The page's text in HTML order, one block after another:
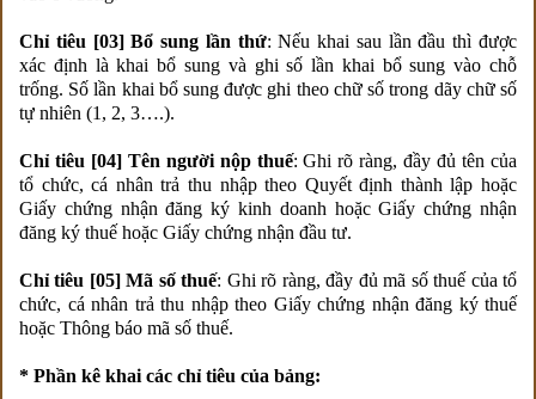
Chỉ tiêu [03] Bổ sung lần thứ: Nếu khai sau lần đầu thì được
xác định là khai bổ sung và ghi số lần khai bổ sung vào chỗ
trống. Số lần khai bổ sung được ghi theo chữ số trong dãy chữ số
tự nhiên (1, 2, 3….).
Chỉ tiêu [04] Tên người nộp thuế: Ghi rõ ràng, đầy đủ tên của
tổ chức, cá nhân trả thu nhập theo Quyết định thành lập hoặc
Giấy chứng nhận đăng ký kinh doanh hoặc Giấy chứng nhận
đăng ký thuế hoặc Giấy chứng nhận đầu tư.
Chỉ tiêu [05] Mã số thuế: Ghi rõ ràng, đầy đủ mã số thuế của tổ
chức, cá nhân trả thu nhập theo Giấy chứng nhận đăng ký thuế
hoặc Thông báo mã số thuế.
* Phần kê khai các chỉ tiêu của bảng: